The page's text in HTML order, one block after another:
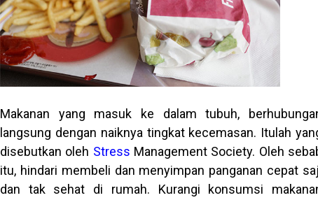
Makanan yang masuk ke dalam tubuh,
langsung dengan naiknya tingkat kecemasan. Itulah
disebutkan oleh Stress Management Society. Oleh
itu, hindari membeli dan menyimpan panganan cepat
dan tak sehat di rumah. Kurangi konsumsi